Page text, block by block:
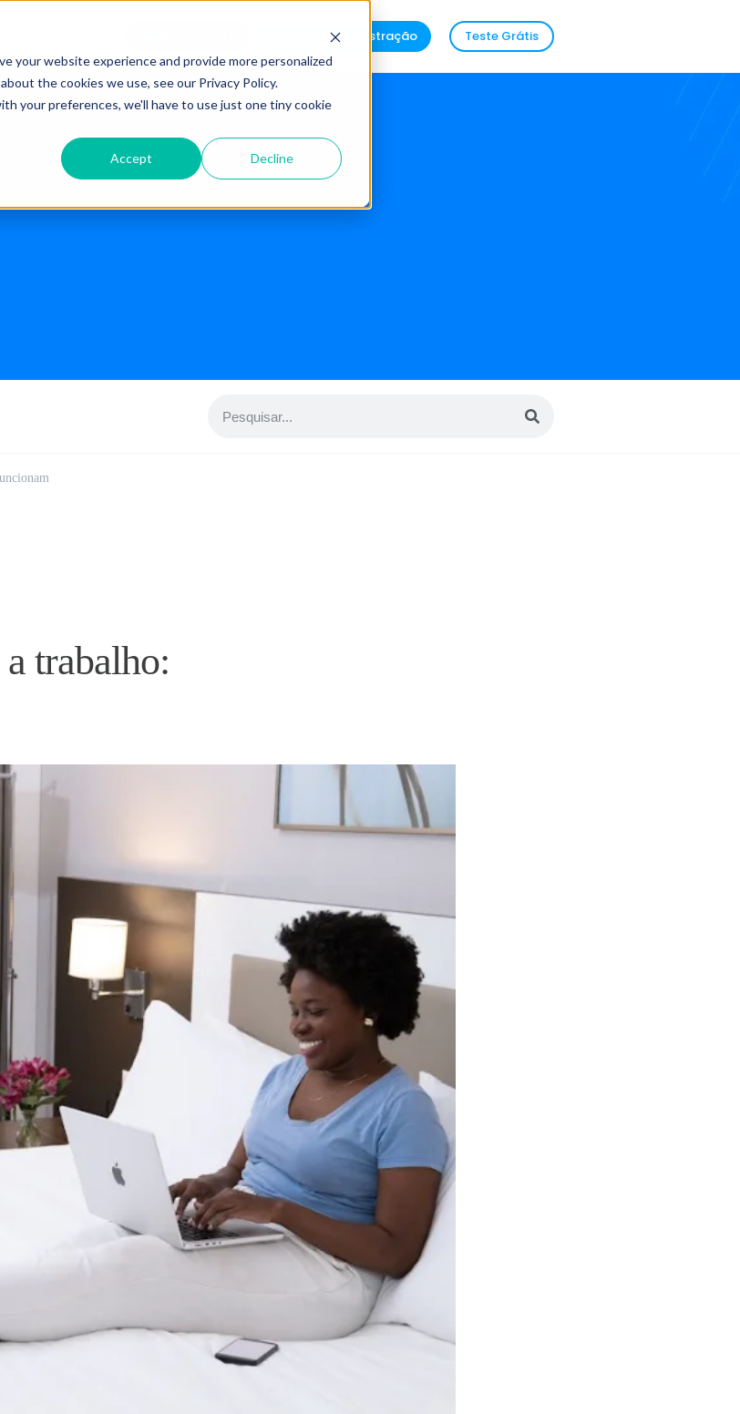
your website experience and provide more personalized
the cookies we use, see our Privacy Policy.
your preferences, we'll have to use just one tiny cookie
Accept Decline
Agendar demonstração Teste Grátis
trabalho: